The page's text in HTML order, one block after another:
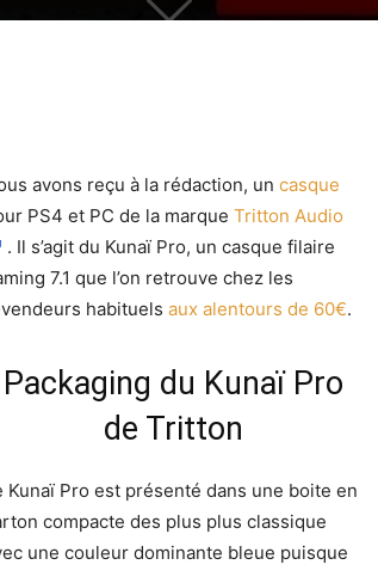
avons reçu à la rédaction, un casque
PS4 et PC de la marque Tritton Audio
. Il s’agit du Kunaï Pro, un casque filaire
7.1 que l’on retrouve chez les
habituels aux alentours de 60€.
Packaging du Kunaï Pro
de Tritton
Kunaï Pro est présenté dans une boite en
compacte des plus plus classique
une couleur dominante bleue puisque